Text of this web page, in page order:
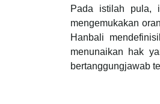
Pada istilah pula,
mengemukakan
Hanbali
menunaikan hak
bertanggungjawab